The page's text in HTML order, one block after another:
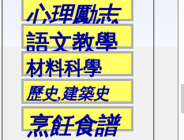
心理勵志
語文教學
材料科學
歷史,建築史
烹飪食譜